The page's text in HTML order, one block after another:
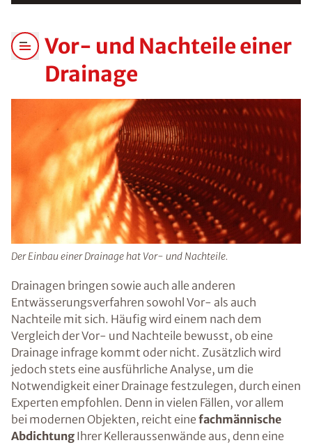
Vor- und Nachteile einer
Drainage
Der Einbau einer Drainage hat Vor- und Nachteile.
Drainagen bringen sowie auch alle anderen
Entwässerungsverfahren sowohl Vor- als auch
Nachteile mit sich. Häufig wird einem nach dem
Vergleich der Vor- und Nachteile bewusst, ob eine
Drainage infrage kommt oder nicht. Zusätzlich wird
jedoch stets eine ausführliche Analyse, um die
Notwendigkeit einer Drainage festzulegen, durch einen
Experten empfohlen. Denn in vielen Fällen, vor allem
bei modernen Objekten, reicht eine fachmännische
Abdichtung Ihrer Kelleraussenwände aus, denn eine